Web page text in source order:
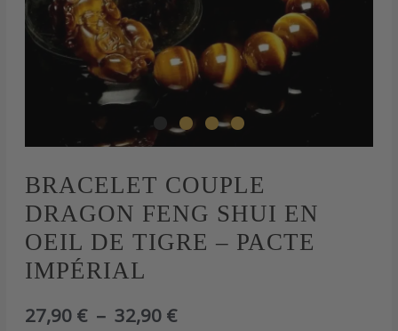
BRACELET COUPLE
DRAGON FENG SHUI EN
OEIL DE TIGRE – PACTE
IMPÉRIAL
27,90 € – 32,90 €
Plage
de
quantité
de
Bracelet
couple
dragon
feng
oeil